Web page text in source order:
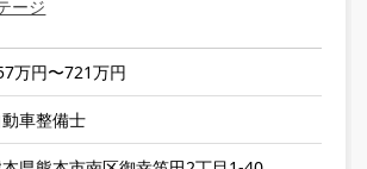
ージ
万円〜721万円
動車整備士